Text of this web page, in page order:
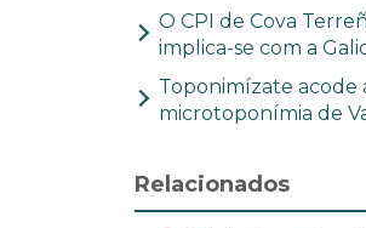
O CPI de Cova
implica-se com a
Toponimízate acode
microtoponímia de
Relacionados